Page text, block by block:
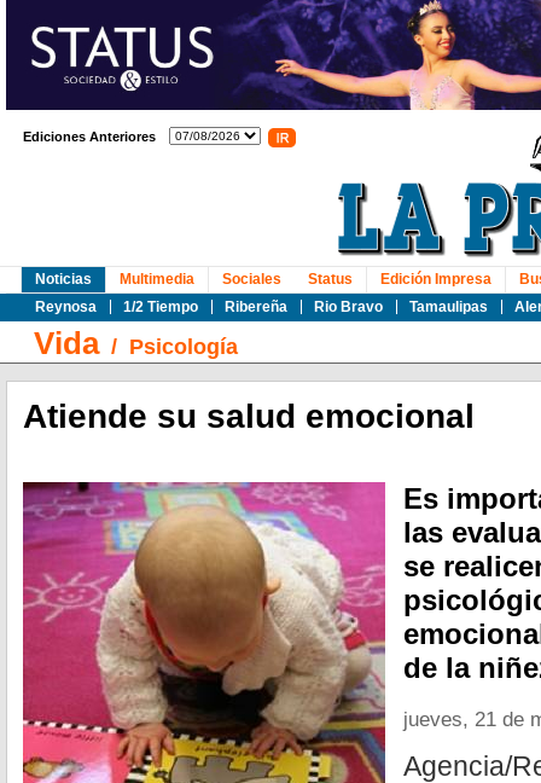
Ediciones Anteriores
Noticias
Reynosa
1/2 Tiempo Ribereña Rio Bravo Tamaulipas
Multimedia Sociales Status Edición Impresa
Vida/ Psicología
Atiende su salud emocional
Es
las
se
de la
jueves, 21 de
Agencia/